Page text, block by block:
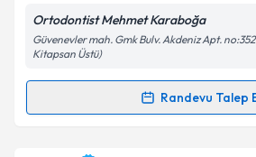
Kişisel verilerimin işlenmesine
Metni'ni okudum ve kişisel
kapsamda işlenmesini kabul
Takvim Talebini
Ortodontist Mehmet Karaboğa
Güvenevler mah. Gmk Bulv. Akdeniz Apt.
Kitapsan Üstü)
Randevu Talep
Randevu Takvimi Talebi